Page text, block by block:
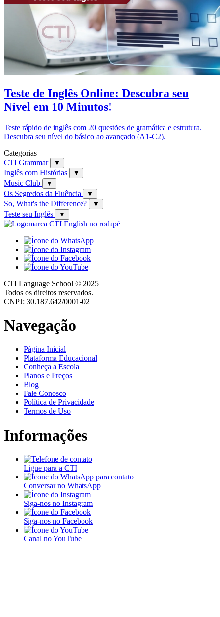
Teste de Inglês Online: Descubra seu
Nível em 10 Minutos!
Teste rápido de inglês com 20 questões de gramática e estrutura.
Descubra seu nível do básico ao avançado (A1-C2).
Categorias
CTI Grammar
▼
Inglês com Histórias ▼
Music Club ▼
Os Segredos da Fluência ▼
So, What's the Difference? ▼
Teste seu Inglês ▼
CTI Language School © 2025
Todos os direitos reservados.
CNPJ: 30.187.642/0001-02
Navegação
Página Inicial
Plataforma Educacional
Conheça a Escola
Planos e Preços
Blog
Fale Conosco
Política de Privacidade
Termos de Uso
Informações
Ligue para a CTI
Conversar no WhatsApp
Siga-nos no Instagram
Siga-nos no Facebook
Canal no YouTube